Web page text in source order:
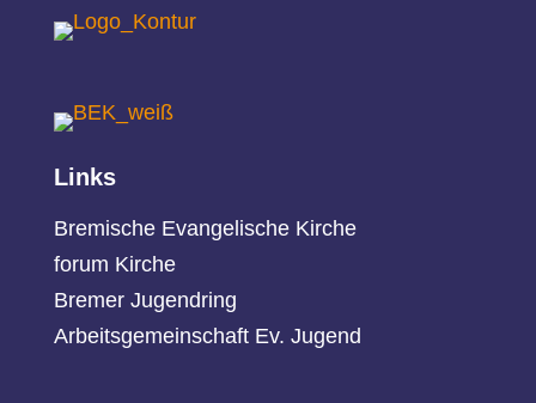
Links
Bremische Evangelische Kirche
forum Kirche
Bremer Jugendring
Arbeitsgemeinschaft Ev. Jugend